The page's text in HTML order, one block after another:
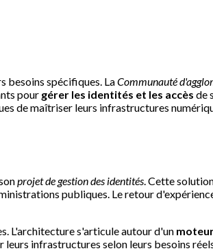
besoins spécifiques. LaCommunauté
pour gérer les identités et les accès de
de maîtriser leurs infrastructures
projet de gestion des identités . Cette
publiques. Le retour
L'architecture s'articule autour d'un
infrastructures selon leurs besoins